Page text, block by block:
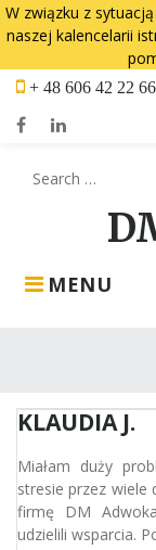
W związku z
naszej kalencelarii
Skip
content
+ 48 606 42 22 66
MENU
Search
KLAUDIA J.
Miałam duży
stresie przez wiele
firmę DM
udzielili wsparcia.